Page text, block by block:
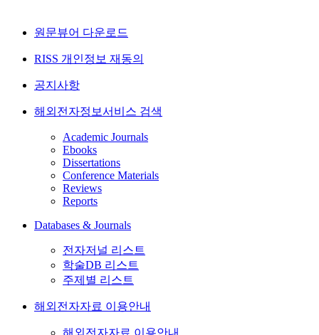
원문뷰어 다운로드
RISS 개인정보 재동의
공지사항
해외전자정보서비스 검색
Academic Journals
Ebooks
Dissertations
Conference Materials
Reviews
Reports
Databases & Journals
전자저널 리스트
학술DB 리스트
주제별 리스트
해외전자자료 이용안내
해외전자자료 이용안내